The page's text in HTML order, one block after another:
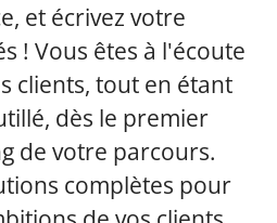
et écrivez votre
! Vous êtes à l'écoute
clients, tout en étant
dès le premier
de votre parcours.
complètes pour